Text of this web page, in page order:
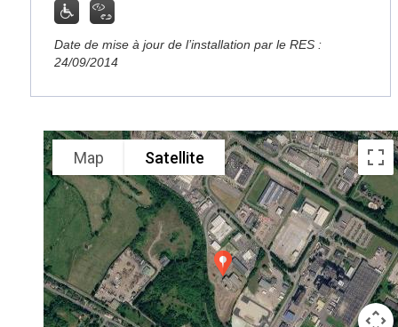
Date de mise à jour de l’installation par le RES :
24/09/2014
Map Satellite